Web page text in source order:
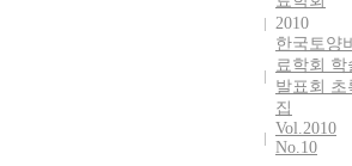
the C/N ratio
was 12.8 at
incorporation
time. Fresh and
dry matter
of silage corn
were higher in
2010
한국토양
료학회 학
발표회 초
집
Vol.2010
No.10